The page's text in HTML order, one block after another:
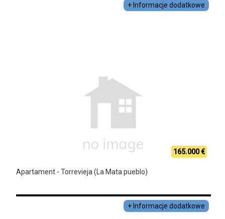
+ Informacje dodatkowe
165.000 €
Apartament - Torrevieja (La Mata pueblo)
+ Informacje dodatkowe